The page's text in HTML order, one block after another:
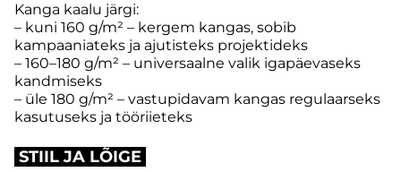
Kanga kaalu järgi:
– kuni 160 g/m² – kergem kangas, sobib
kampaaniateks ja ajutisteks projektideks
– 160–180 g/m² – universaalne valik igapäevaseks
kandmiseks
– üle 180 g/m² – vastupidavam kangas regulaarseks
kasutuseks ja tööriieteks
STIIL JA LÕIGE